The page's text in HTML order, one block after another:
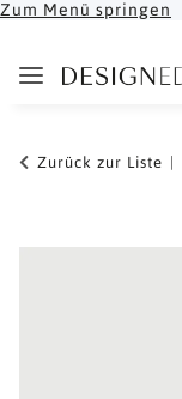
Zum Menü springen
Zurück zur Liste